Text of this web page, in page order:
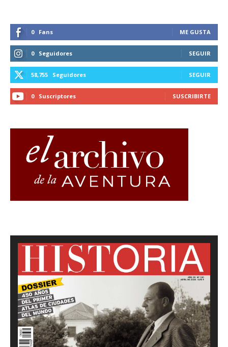
0 Fans ME GUSTA
0 Seguidores SEGUIR
58,755 Seguidores SEGUIR
0 Suscriptores SUSCRIBIRTE